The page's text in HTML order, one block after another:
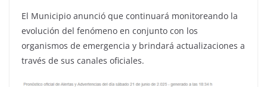
El Municipio anunció que continuará monitoreando la
evolución del fenómeno en conjunto con los
organismos de emergencia y brindará actualizaciones a
través de sus canales oficiales.